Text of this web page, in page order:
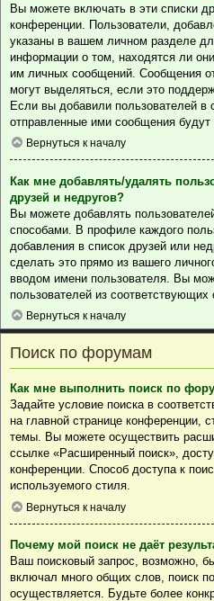
Вы можете включать в эти списки
конференции. Пользователи,
указаны в вашем личном разделе
информации о том, находятся ли
им личных сообщений. Сообщения
могут выделяться, если это
Если вы добавили пользователей в
отправленные ими сообщения
Вернуться к началу
Как мне добавлять/удалять
друзей и недругов?
Вы можете добавлять
способами. В профиле каждого
добавления в список друзей или
сделать это прямо из вашего
вводом имени пользователя. Вы
пользователей из соответствующих
Вернуться к началу
Поиск по форумам
Как мне выполнить поиск по
Задайте условие поиска в
на главной странице конференции,
темы. Вы можете осуществить
ссылке «Расширенный поиск»,
конференции. Способ доступа к
используемого стиля.
Вернуться к началу
Почему мой поиск не даёт
Ваш поисковый запрос, возможно,
включал много общих слов, поиск
осуществляется. Будьте более